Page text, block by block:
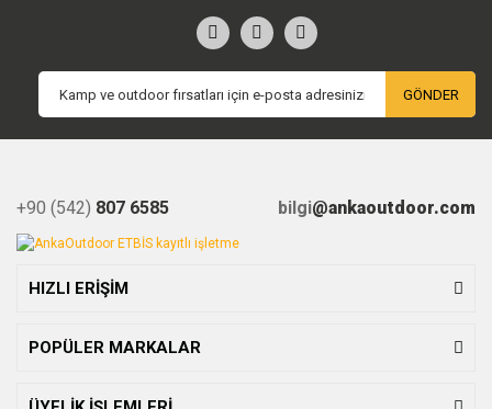
GÖNDER
+90 (542) 807 6585 bilgi@ankaoutdoor.com
HIZLI ERİŞİM
POPÜLER MARKALAR